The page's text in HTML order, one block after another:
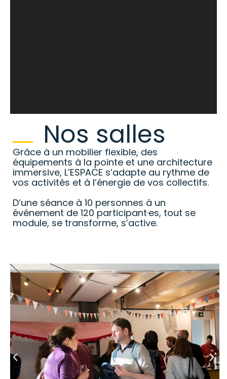
Nos salles
Grâce à un mobilier flexible, des
équipements à la pointe et une architecture
immersive, L’ESPACE s’adapte au rythme de
vos activités et à l’énergie de vos collectifs.
D’une séance à 10 personnes à un
événement de 120 participant·es, tout se
module, se transforme, s’active.